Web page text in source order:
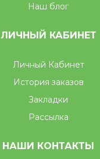
Наш блог
ЛИЧНЫЙ КАБИНЕТ
Личный Кабинет
История заказов
Закладки
Рассылка
НАШИ КОНТАКТЫ